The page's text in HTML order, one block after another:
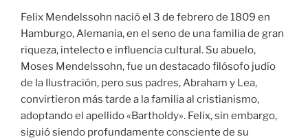
Felix Mendelssohn nació el 3 de febrero de 1809 en
Hamburgo, Alemania, en el seno de una familia de gran
riqueza, intelecto e influencia cultural. Su abuelo,
Moses Mendelssohn, fue un destacado filósofo judío
de la Ilustración, pero sus padres, Abraham y Lea,
convirtieron más tarde a la familia al cristianismo,
adoptando el apellido «Bartholdy». Felix, sin embargo,
siguió siendo profundamente consciente de su